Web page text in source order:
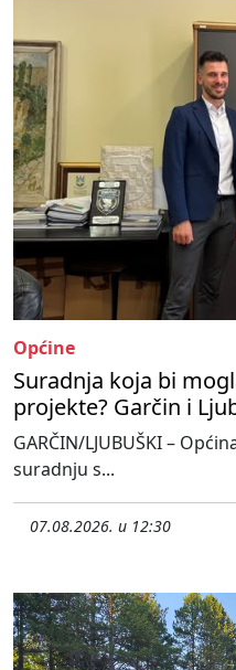
Općine
Suradnja koja bi
projekte? Garčin i
GARČIN/LJUBUŠKI –
suradnju s...
07.08.2026. u 12:30